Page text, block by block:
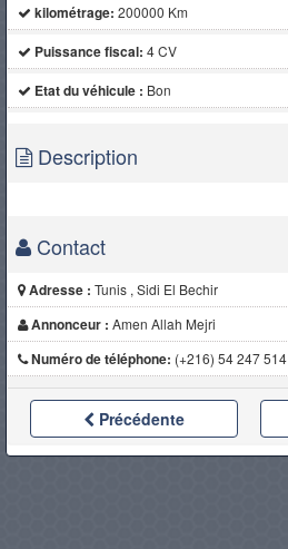
kilométrage: 200000 Km
Puissance fiscal: 4 CV
Etat du véhicule : Bon
Description
Contact
Adresse : Tunis , Sidi El Bechir
Annonceur : Amen Allah Mejri
Numéro de téléphone: (+216) 54 247 514
Précédente